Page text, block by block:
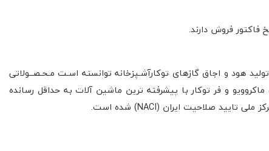
و اجاق گازهای توکارآشـپزخانه توانسته اسـت مـحـصــولاتی
و فر توکار با پیشرفته ترین ماشین آلات به حداقل رسانده